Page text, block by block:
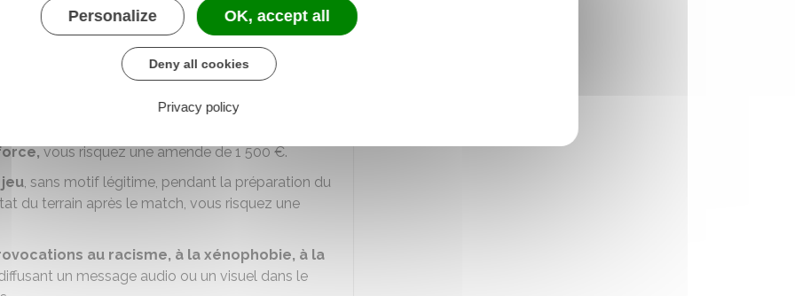
mettre fin aux comportements fautifs des
d'un débit de boissons temporaire, de servir les
au stade en état d'ébriété, vous risquez une
vous risquez une amende de1 500 €.
, sans motif légitime, pendant la préparation du
du terrain après le match, vous risquez une
au racisme, à la xénophobie, à la
un message audio ou un visuel dans le
Personalize OK, accept all
Deny all cookies
Privacy policy